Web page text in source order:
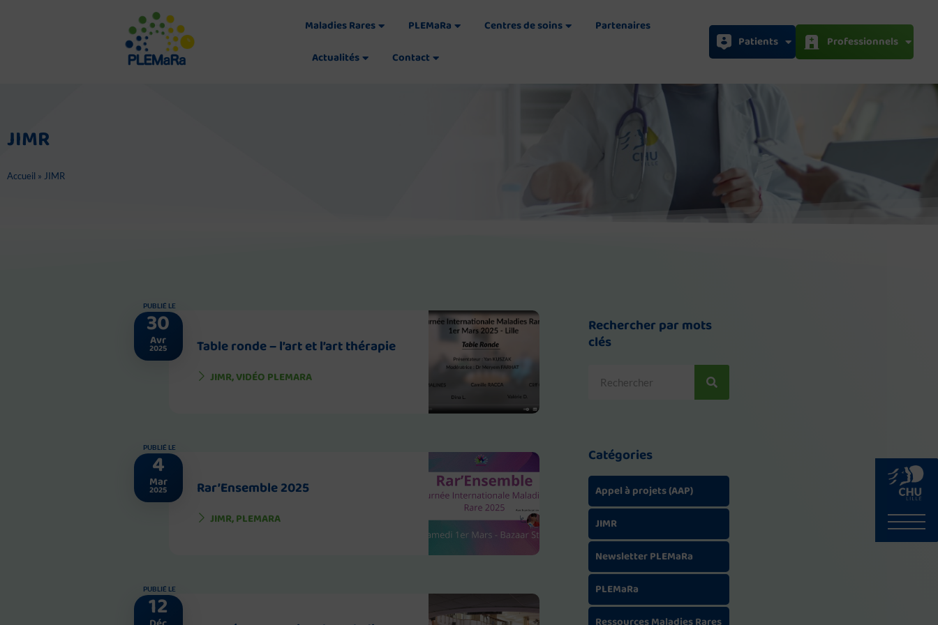
Maladies Rares PLEMaRa Centres de soins
Partenaires
Actualités
Contact
Patients Professionnels
JIMR
Accueil » JIMR
PUBLIÉ LE
30
Avr
2025 Table ronde – l’art et l’art thérapie
JIMR,VIDÉO PLEMARA
PUBLIÉ LE
4
Mar
2025 Rar’Ensemble 2025
JIMR,PLEMARA
PUBLIÉ LE
12
Rechercher par mots
clés
Catégories
Appel à projets (AAP)
JIMR
Newsletter PLEMaRa
PLEMaRa
Ressources Maladies Rares